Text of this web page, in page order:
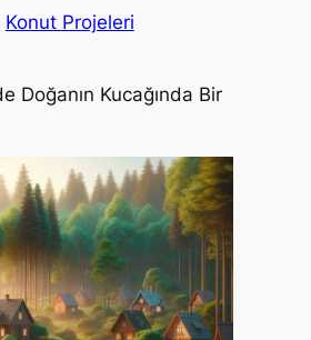
Konut Projeleri
Doğanın Kucağında Bir